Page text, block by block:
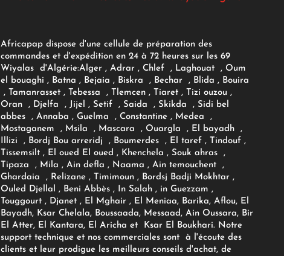
Africapap dispose d'une cellule de préparation des
commandes et d'expédition en 24 à 72 heures sur les 69
Wiyalas d'Algérie:Alger , Adrar, Chlef , Laghouat , Oum
el bouaghi , Batna , Bejaia , Biskra , Bechar , Blida , Bouira
, Tamanrasset , Tebessa , Tlemcen , Tiaret , Tizi ouzou ,
Oran , Djelfa , Jijel , Setif , Saida , Skikda , Sidi bel
abbes , Annaba , Guelma , Constantine , Medea ,
Mostaganem , Msila , Mascara , Ouargla , El bayadh ,
Illizi , Bordj Bou arreridj , Boumerdes , El taref , Tindouf ,
Tissemsilt , El oued El oued , Khenchela , Souk ahras ,
Tipaza , Mila , Ain defla , Naama , Ain temouchent ,
Ghardaia , Relizane , Timimoun , Bordsj Badji Mokhtar ,
Ouled Djellal , Beni Abbès , In Salah , in Guezzam ,
Touggourt , Djanet , El Mghair , El Meniaa, Barika, Aflou, El
Bayadh, Ksar Chelala, Boussaada, Messaad, Ain Oussara, Bir
El Atter, El Kantara, El Aricha et Ksar El Boukhari. Notre
support technique et nos commerciales sont à l'écoute des
clients et leur prodigue les meilleurs conseils d'achat, de